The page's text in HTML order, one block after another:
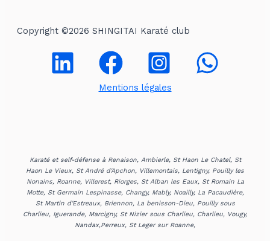
Copyright ©2026 SHINGITAI Karaté club
Mentions légales
Karaté et self-défense à Renaison, Ambierle, St Haon Le Chatel, St
Haon Le Vieux, St André d'Apchon, Villemontais, Lentigny, Pouilly les
Nonains, Roanne, Villerest, Riorges, St Alban les Eaux, St Romain La
Motte, St Germain Lespinasse, Changy, Mably, Noailly, La Pacaudière,
St Martin d'Estreaux, Briennon, La benisson-Dieu, Pouilly sous
Charlieu, Iguerande, Marcigny, St Nizier sous Charlieu, Charlieu, Vougy,
Nandax,Perreux, St Leger sur Roanne,